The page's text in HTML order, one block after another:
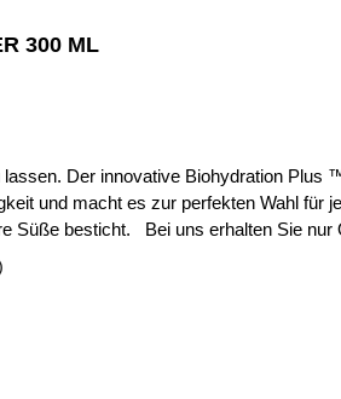
300 ML
Der innovative Biohydration Plus
und macht es zur perfekten Wahl für
Süße besticht. Bei uns erhalten Sie